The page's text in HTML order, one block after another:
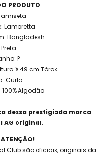
PRODUTO
Lambretta
Bangladesh
P
X 49 cm Tórax
Curta
Algodão
dessa prestigiada marca.
original.
Club são oficiais, originais da